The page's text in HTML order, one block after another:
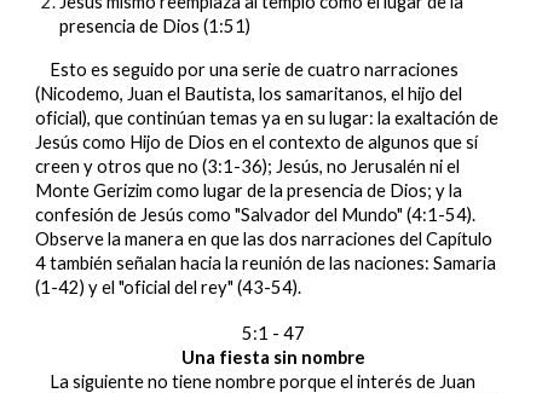
presencia de Dios (1:51)
Esto es seguido por una serie de cuatro narraciones
(Nicodemo, Juan el Bautista, los samaritanos, el hijo del
oficial), que continúan temas ya en su lugar: la exaltación de
Jesús como Hijo de Dios en el contexto de algunos que sí
creen y otros que no (3:1-36); Jesús, no Jerusalén ni el
Monte Gerizim como lugar de la presencia de Dios; y la
confesión de Jesús como "Salvador del Mundo" (4:1-54).
Observe la manera en que las dos narraciones del Capítulo
4 también señalan hacia la reunión de las naciones: Samaria
(1-42) y el "oficial del rey" (43-54).
5:1 - 47
Una fiesta sin nombre
La siguiente no tiene nombre porque el interés de Juan